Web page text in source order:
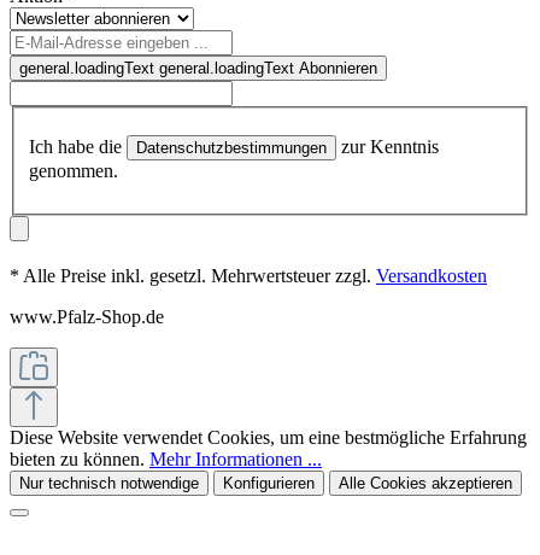
general.loadingText general.loadingText Abonnieren
Ich habe die Datenschutzbestimmungen
zur Kenntnis
genommen.
* Alle Preise inkl. gesetzl. Mehrwertsteuer zzgl. Versandkosten
www.Pfalz-Shop.de
Diese Website verwendet Cookies, um eine bestmögliche Erfahrung
bieten zu können. Mehr Informationen ...
Nur technisch notwendige Konfigurieren Alle Cookies akzeptieren